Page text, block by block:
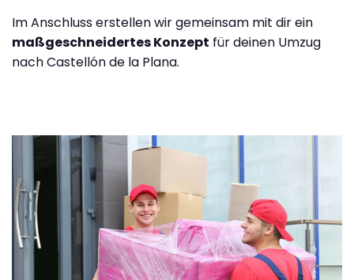
Im Anschluss erstellen wir gemeinsam mit dir ein
maßgeschneidertes Konzept für deinen Umzug
nach Castellón de la Plana.